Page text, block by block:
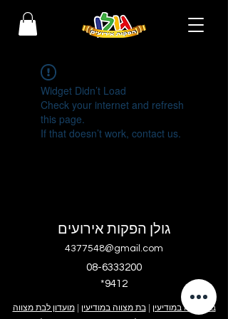
Widget Didn’t Load
Check your internet and refresh
this page.
If that doesn’t work, contact us.
גולן הפקות אירועים
4377548@gmail.com
08-6333200
בר מצווה במודיעין |בת מצווה במודיעין |מועדון לבת מצווה
*9412